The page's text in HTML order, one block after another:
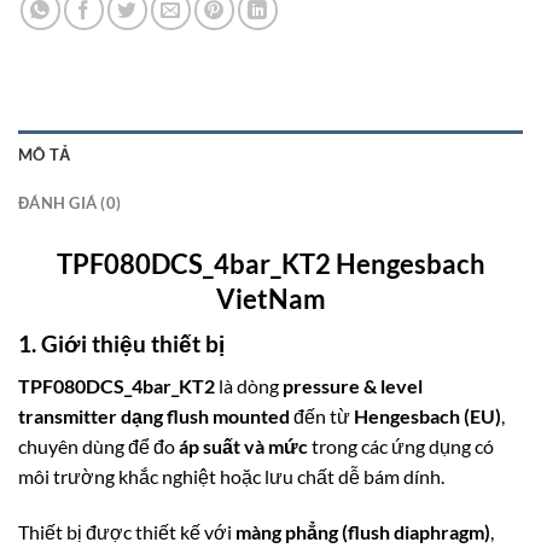
MÔ TẢ
ĐÁNH GIÁ (0)
TPF080DCS_4bar_KT2 Hengesbach
VietNam
1. Giới thiệu thiết bị
TPF080DCS_4bar_KT2 là dòng pressure & level
transmitter dạng flush mounted đến từ Hengesbach (EU),
chuyên dùng để đoáp suất và mứctrong các ứng dụng có
môi trường khắc nghiệt hoặc lưu chất dễ bám dính.
Thiết bị được thiết kế với màng phẳng (flush diaphragm)